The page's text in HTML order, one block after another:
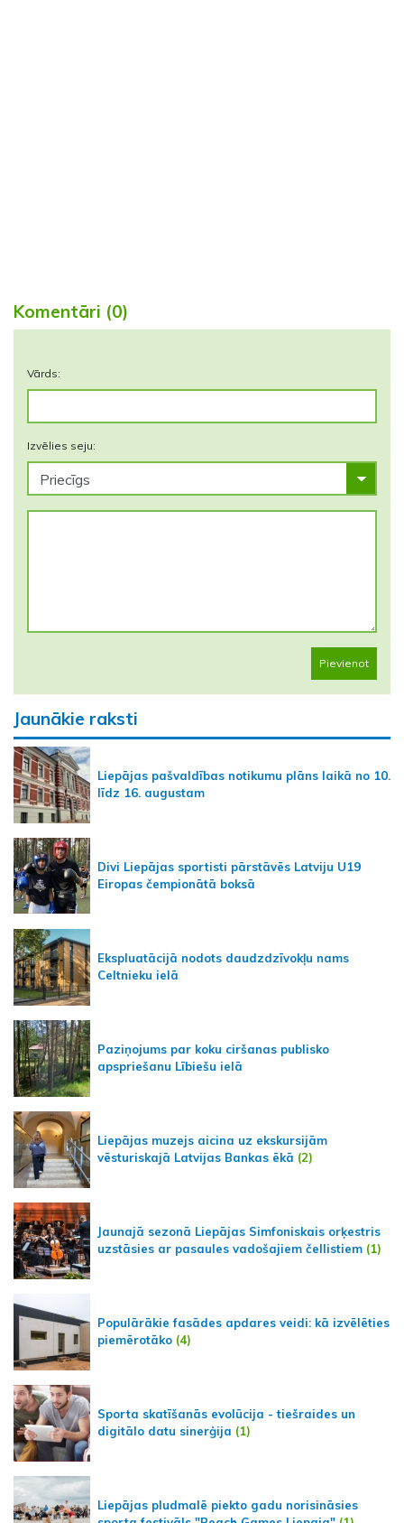
Komentāri (0)
Vārds:
Izvēlies seju:
Pievienot
Jaunākie raksti
Liepājas pašvaldības notikumu plāns laikā no 10.
līdz 16. augustam
Divi Liepājas sportisti pārstāvēs Latviju U19
Eiropas čempionātā boksā
Ekspluatācijā nodots daudzdzīvokļu nams
Celtnieku ielā
Paziņojums par koku ciršanas publisko
apspriešanu Lībiešu ielā
Liepājas muzejs aicina uz ekskursijām
vēsturiskajā Latvijas Bankas ēkā (2)
Jaunajā sezonā Liepājas Simfoniskais orķestris
uzstāsies ar pasaules vadošajiem čellistiem (1)
Populārākie fasādes apdares veidi: kā izvēlēties
piemērotāko (4)
Sporta skatīšanās evolūcija - tiešraides un
digitālo datu sinerģija (1)
Liepājas pludmalē piekto gadu norisināsies